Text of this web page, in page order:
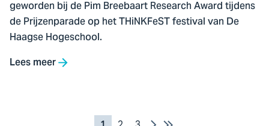
geworden bij de Pim Breebaart Research Award tijdens
de Prijzenparade op het THiNKFeST festival van De
Haagse Hogeschool.
Lees meer
Next